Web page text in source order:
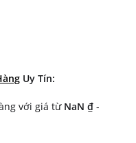
Uy Tín:
với giá từ NaN ₫ -